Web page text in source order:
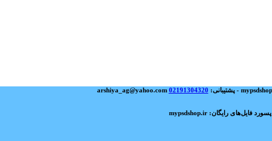
02191304320
پسورد فایل‌های رایگان: mypsdshop.ir